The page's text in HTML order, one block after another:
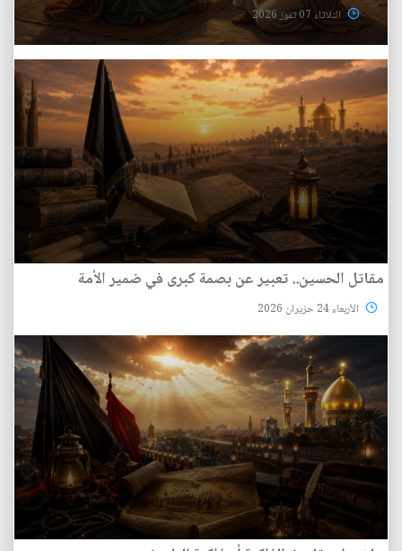
الثلاثاء 07 تموز 2026
مقاتل الحسين.. تعبير عن بصمة كبرى في ضمير الأمة
الأربعاء 24 حزيران 2026